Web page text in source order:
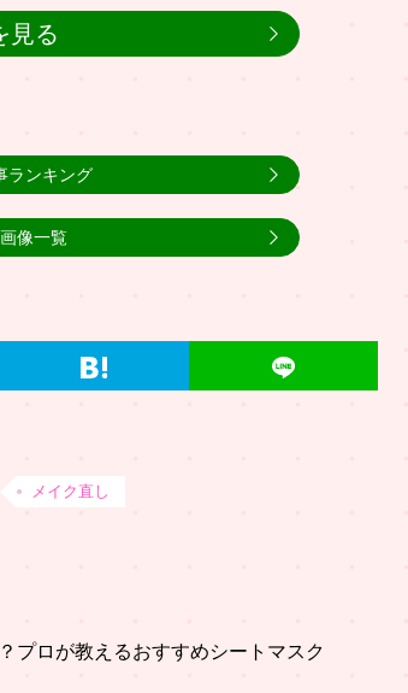
見る
メイク直し
プロが教えるおすすめシートマスク
ランキング
像一覧